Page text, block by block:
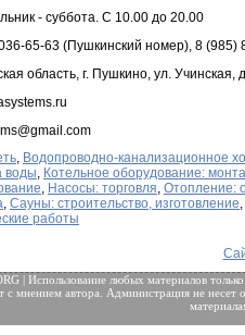
- суббота. С 10.00 до 20.00
65-63 (Пушкинский номер), 8
область, г. Пушкино, ул.
, Водопроводно-канализационное
воды, Котельное оборудование:
, Насосы: торговля, Отопление:
, Сауны: строительство, изготовление,
работы
| Использование любых материалов
мнением автора. Администрация не несет